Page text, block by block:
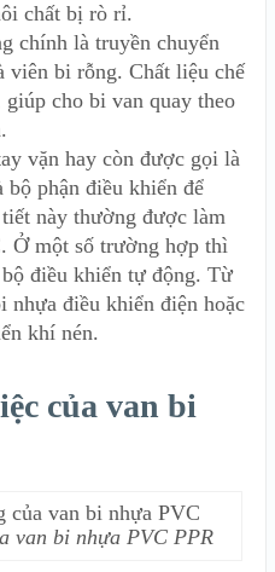
chất bị rò rỉ.
chính là truyền chuyển
viên bi rỗng. Chất liệu chế
cho bi van quay theo
vặn hay còn được gọi là
phận điều khiển để
này thường được làm
Ở một số trường hợp thì
điều khiển tự động. Từ
nhựa điều khiển điện hoặc
khí nén.
của van bi
van bi nhựa PVC PPR